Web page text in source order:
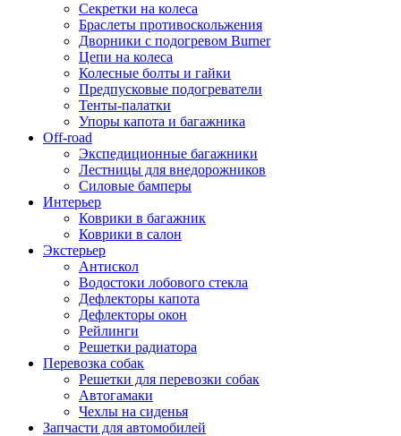
Секретки на колеса
Браслеты противоскольжения
Дворники с подогревом Burner
Цепи на колеса
Колесные болты и гайки
Предпусковые подогреватели
Тенты-палатки
Упоры капота и багажника
Off-road
Экспедиционные багажники
Лестницы для внедорожников
Силовые бамперы
Интерьер
Коврики в багажник
Коврики в салон
Экстерьер
Антискол
Водостоки лобового стекла
Дефлекторы капота
Дефлекторы окон
Рейлинги
Решетки радиатора
Перевозка собак
Решетки для перевозки собак
Автогамаки
Чехлы на сиденья
Запчасти для автомобилей